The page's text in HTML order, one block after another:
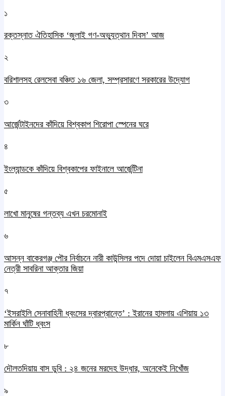
১
রক্তস্নাত ঐতিহাসিক ‌‘জুলাই গণ-অভ্যুত্থান দিবস’ আজ
২
বরিশালসহ রেলসেবা বঞ্চিত ১৬ জেলা, সম্প্রসারণে সরকারের উদ্যোগ
৩
আর্জেন্টাইনদের কাঁদিয়ে বিশ্বকাপ শিরোপা স্পেনের ঘরে
৪
ইংল্যান্ডকে কাঁদিয়ে বিশ্বকাপের ফাইনালে আর্জেন্টিনা
৫
লাখো মানুষের গন্তব্য এখন চরমোনাই
৬
আসন্ন বাকেরগঞ্জ পৌর নির্বাচনে নারী কাউন্সিলর পদে দোয়া চাইলেন বিএমএসএফ
নেত্রী সাবরিনা আক্তার জিয়া
৭
‘ইসরাইলি সেনাবাহিনী ধ্বংসের দ্বারপ্রান্তে’ : ইরানের হামলায় এশিয়ায় ১৩
মার্কিন ঘাঁটি ধ্বংস
৮
দৌলতদিয়ায় বাস ডুবি : ২৪ জনের মরদেহ উদ্ধার, অনেকেই নিখোঁজ
৯